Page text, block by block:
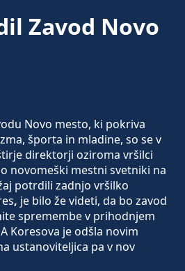
Zavod Novo
Novo mesto, ki pokriva
športa in mladine, so se v
direktorji oziroma vršilci
novomeški mestni svetniki na
potrdili zadnjo vršilko
, je bilo že videti, da bo zavod
spremembe v prihodnjem
Koresova je odšla novim
ustanoviteljica pa v nov